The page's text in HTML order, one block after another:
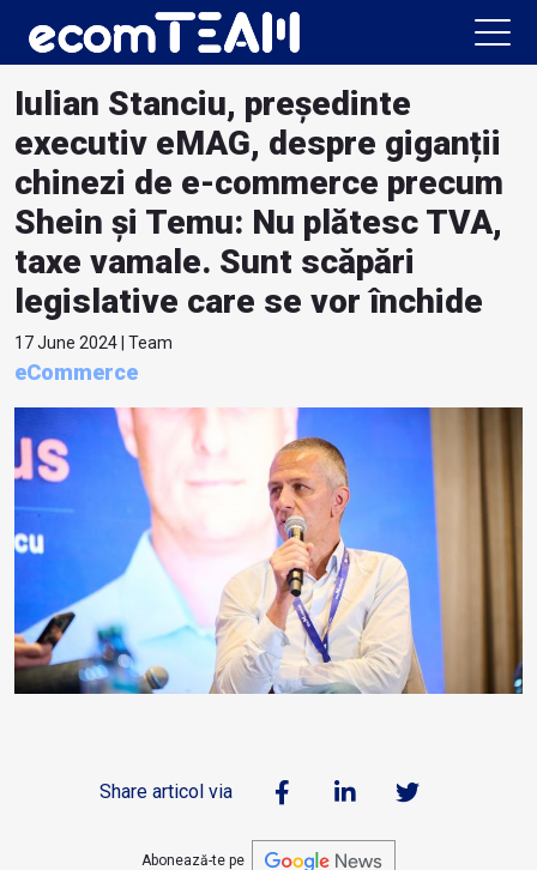
Iulian Stanciu, președinte
executiv eMAG, despre giganții
chinezi de e-commerce precum
Shein și Temu: Nu plătesc TVA,
taxe vamale. Sunt scăpări
legislative care se vor închide
17 June 2024 | Team
eCommerce
Share articol via
Abonează-te pe